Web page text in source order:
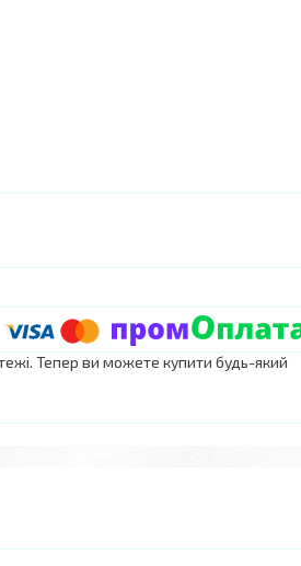
Тепер ви можете купити будь-який